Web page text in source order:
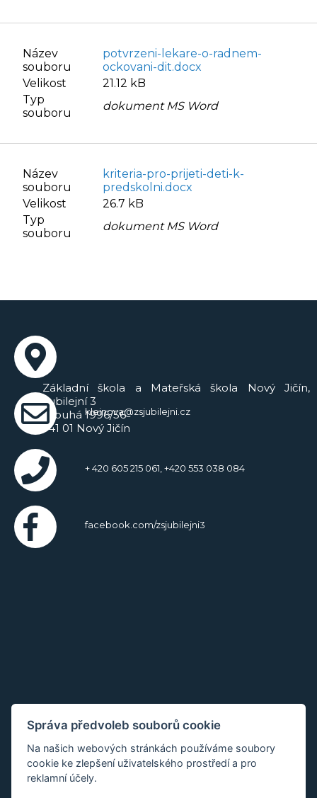
Název
souboru
potvrzeni-lekare-o-radnem-
ockovani-dit.docx
Velikost
21.12 kB
Typ
souboru
dokument MS Word
Název
souboru
kriteria-pro-prijeti-deti-k-
predskolni.docx
Velikost
26.7 kB
Typ
souboru
dokument MS Word
Základní škola a Mateřská škola Nový Jičín,
Jubilejní 3
Dlouhá 1996/56
741 01 Nový Jičín
kleinova@zsjubilejni.cz
+ 420 605 215 061, +420 553 038 084
facebook.com/zsjubilejni3
Správa předvoleb souborů cookie
Na našich webových stránkách používáme soubory
cookie ke zlepšení uživatelského prostředí a pro
reklamní účely.